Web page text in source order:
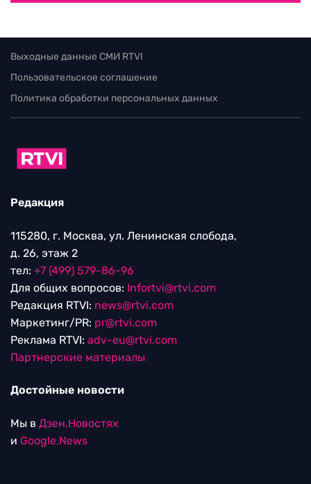
Выходные данные СМИ RTVI
Пользовательское соглашение
Политика обработки персональных данных
Редакция
115280, г. Москва, ул. Ленинская слобода,
д. 26, этаж 2
тел: +7 (499) 579-86-96
Для общих вопросов: Infortvi@rtvi.com
Редакция RTVI: news@rtvi.com
Маркетинг/PR: pr@rtvi.com
Реклама RTVI: adv-eu@rtvi.com
Партнерские материалы
Достойные новости
Мы в Дзен.Новостях
и Google.News